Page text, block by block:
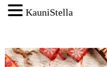
KauniStella